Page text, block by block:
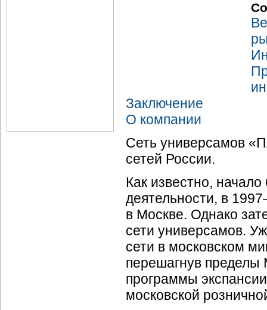
Заключение
О компании
Сеть универсамов
сетей России.
Как известно,
деятельности, в
в Москве. Однако
сети универсамов.
сети в московском
перешагнув пределы
программы
московской